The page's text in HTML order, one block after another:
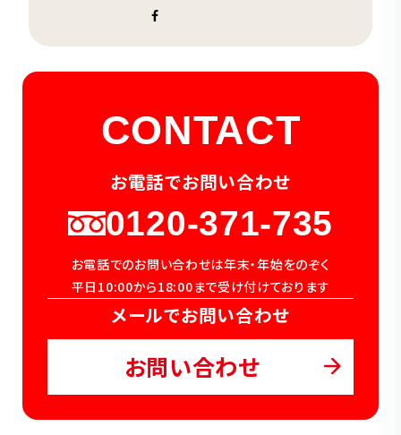
CONTACT
お電話でお問い合わせ
0120-371-735
お電話でのお問い合わせは年末・年始をのぞく
平日10:00から18:00まで受け付けております
メールでお問い合わせ
お問い合わせ